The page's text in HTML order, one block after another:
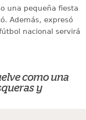
una pequeña fiesta
Además, expresó
nacional servirá
como una
y